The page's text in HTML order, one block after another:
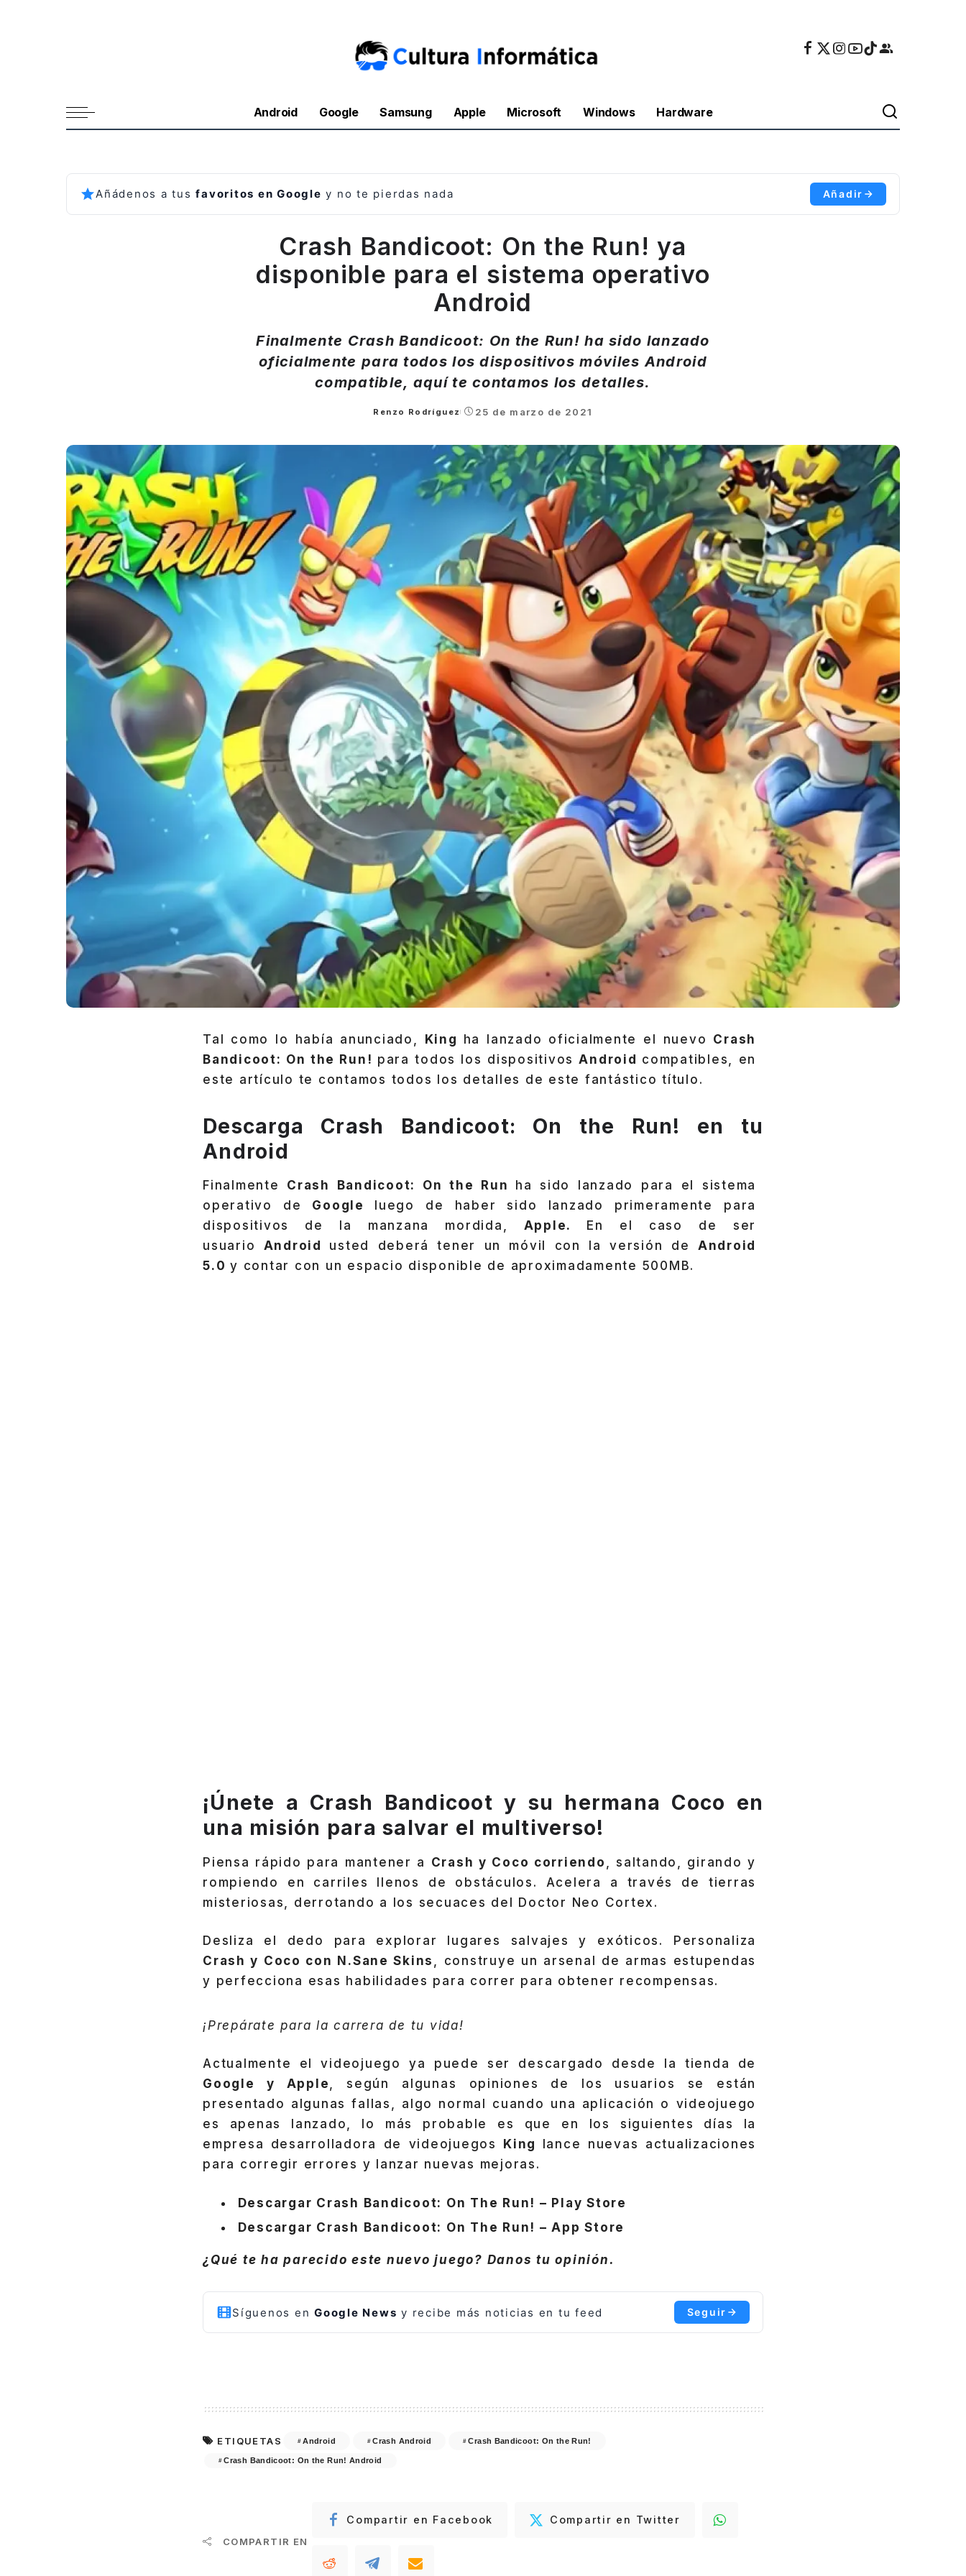
Android Google Samsung Apple Microsoft Windows Hardware
Añádenos a tusfavoritos en Google y no te pierdas nada Añadir
Crash Bandicoot: On the Run! ya
disponible para el sistema operativo
Android
Finalmente Crash Bandicoot: On the Run! ha sido lanzado
oficialmente para todos los dispositivos móviles Android
compatible, aquí te contamos los detalles.
Posted
Renzo Rodríguez 25 de marzo de 2021
Tal como lo había anunciado, King ha lanzado oficialmente el nuevo Crash
Bandicoot: On the Run! para todos los dispositivosAndroid compatibles, en
este artículo te contamos todos los detalles de este fantástico título.
Descarga Crash Bandicoot: On the Run! en tu
Android
Finalmente Crash Bandicoot: On the Run ha sido lanzado para el sistema
operativo de Google
luego de haber sido lanzado primeramente para
dispositivos de la manzana mordida, Apple. En el caso de ser
usuario Android usted deberá tener un móvil con la versión de Android
5.0 y contar con un espacio disponible de aproximadamente 500MB.
¡Únete a Crash Bandicoot y su hermana Coco en
una misión para salvar el multiverso!
Piensa rápido para mantener a Crash y Coco corriendo
, saltando, girando y
rompiendo en carriles llenos de obstáculos. Acelera a través de tierras
misteriosas, derrotando a los secuaces del Doctor Neo Cortex.
Desliza el dedo para explorar lugares salvajes y exóticos. Personaliza
Crash y Coco con N.Sane Skins , construye un arsenal de armas estupendas
y perfecciona esas habilidades para correr para obtener recompensas.
¡Prepárate para la carrera de tu vida!
Actualmente el videojuego ya puede ser descargado desde la tienda de
Google y Apple, según algunas opiniones de los usuarios se están
presentado algunas fallas, algo normal cuando una aplicación o videojuego
es apenas lanzado, lo más probable es que en los siguientes días la
empresa desarrolladora de videojuegos
King
lance nuevas actualizaciones
para corregir errores y lanzar nuevas mejoras.
Descargar Crash Bandicoot: On The Run! – Play Store
Descargar Crash Bandicoot: On The Run! – App Store
¿Qué te ha parecido este nuevo juego? Danos tu opinión.
Síguenos en Google News y recibe más noticias en tu feed Seguir
ETIQUETAS Android Crash Android Crash Bandicoot: On the Run!
Crash Bandicoot: On the Run! Android
COMPARTIR EN
Compartir en Facebook Compartir en Twitter